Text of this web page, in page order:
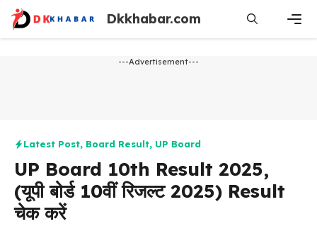
Skip
content
Dkkhabar.com
---Advertisement---
Latest Post, Board Result, UP Board
UP Board 10th Result 2025,
(यूपी बोर्ड 10वीं रिजल्ट 2025) Result
चेक करें